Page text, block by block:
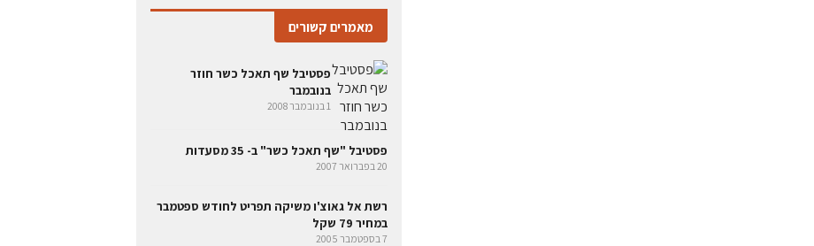
מאמרים קשורים
פסטיבל שף תאכל כשר חוזר
בנובמבר
1 בנובמבר 2008
פסטיבל "שף תאכל כשר" ב- 35 מסעדות
20 בפברואר 2007
רשת אל גאוצ'ו משיקה תפריט לחודש ספטמבר
במחיר 79 שקל
7 בספטמבר 2005